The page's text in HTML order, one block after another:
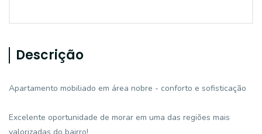
Descrição
Apartamento mobiliado em área nobre - conforto e sofisticação
Excelente oportunidade de morar em uma das regiões mais